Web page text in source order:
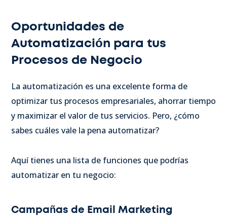
Oportunidades de
Automatización para tus
Procesos de Negocio
La automatización es una excelente forma de
optimizar tus procesos empresariales, ahorrar tiempo
y maximizar el valor de tus servicios. Pero, ¿cómo
sabes cuáles vale la pena automatizar?
Aquí tienes una lista de funciones que podrías
automatizar en tu negocio:
Campañas de Email Marketing